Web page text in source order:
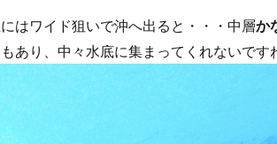
はワイド狙いで沖へ出ると・・・中層か
あり、中々水底に集まってくれないです